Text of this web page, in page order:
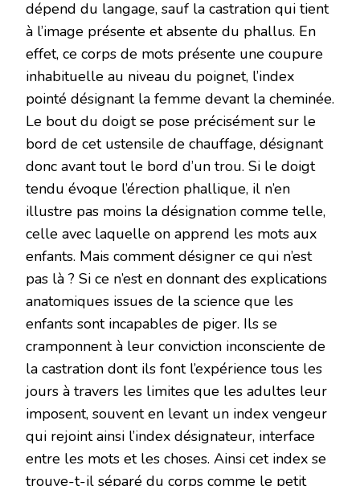
dépend du langage, sauf la castration qui tient
à l’image présente et absente du phallus. En
effet, ce corps de mots présente une coupure
inhabituelle au niveau du poignet, l’index
pointé désignant la femme devant la cheminée.
Le bout du doigt se pose précisément sur le
bord de cet ustensile de chauffage, désignant
donc avant tout le bord d’un trou. Si le doigt
tendu évoque l’érection phallique, il n’en
illustre pas moins la désignation comme telle,
celle avec laquelle on apprend les mots aux
enfants. Mais comment désigner ce qui n’est
pas là ? Si ce n’est en donnant des explications
anatomiques issues de la science que les
enfants sont incapables de piger. Ils se
cramponnent à leur conviction inconsciente de
la castration dont ils font l’expérience tous les
jours à travers les limites que les adultes leur
imposent, souvent en levant un index vengeur
qui rejoint ainsi l’index désignateur, interface
entre les mots et les choses. Ainsi cet index se
trouve-t-il séparé du corps comme le petit